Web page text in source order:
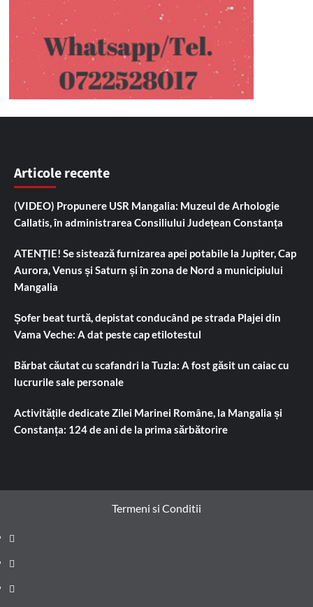
Articole recente
(VIDEO) Propunere USR Mangalia: Muzeul de Arhologie
Callatis, în administrarea Consiliului Județean Constanța
ATENȚIE! Se sistează furnizarea apei potabile la Jupiter, Cap
Aurora, Venus și Saturn și în zona de Nord a municipiului
Mangalia
Șofer beat turtă, depistat conducând pe strada Plajei din
Vama Veche: A dat peste cap etilotestul
Bărbat căutat cu scafandri la Tuzla: A fost găsit un caiac cu
lucrurile sale personale
Activitățile dedicate Zilei Marinei Române, la Mangalia și
Constanța: 124 de ani de la prima sărbătorire
Termeni si Conditii
Prima
pagină
Știri
de
Administrație